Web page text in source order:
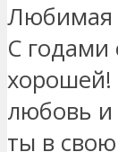
Любимaя
C
xopoшeй!
любoвь и
ты в